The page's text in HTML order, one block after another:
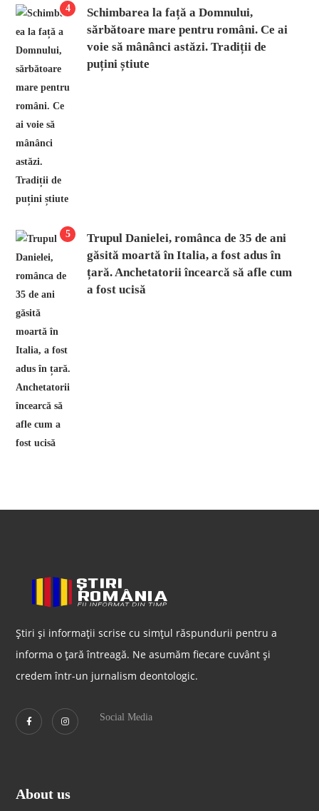
4
Schimbarea la față a Domnului,
sărbătoare mare pentru români. Ce ai
voie să mânânci astăzi. Tradiții de
puțini știute
5
Trupul Danielei, românca de 35 de ani
găsită moartă în Italia, a fost adus în
țară. Anchetatorii încearcă să afle cum
a fost ucisă
Știri și informații scrise cu simțul răspundurii pentru a
informa o țară întreagă. Ne asumăm fiecare cuvânt și
credem într-un jurnalism deontologic.
Social Media
About us